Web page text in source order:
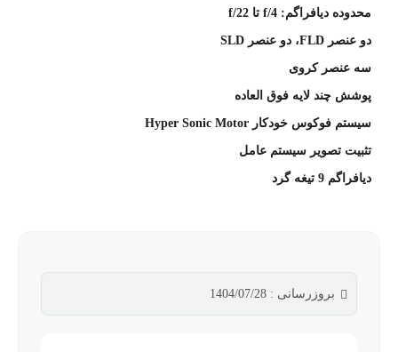
محدوده دیافراگم: f/4 تا f/22
دو عنصر FLD، دو عنصر SLD
سه عنصر کروی
پوشش چند لایه فوق العاده
سیستم فوکوس خودکار Hyper Sonic Motor
تثبیت تصویر سیستم عامل
دیافراگم 9 تیغه گرد
بروزرسانی : 1404/07/28